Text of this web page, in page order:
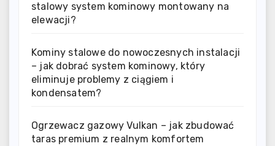
stalowy system kominowy montowany na
elewacji?
Kominy stalowe do nowoczesnych instalacji
– jak dobrać system kominowy, który
eliminuje problemy z ciągiem i
kondensatem?
Ogrzewacz gazowy Vulkan – jak zbudować
taras premium z realnym komfortem